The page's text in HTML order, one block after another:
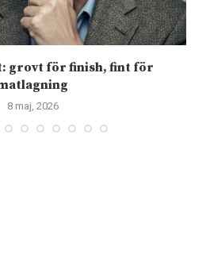
grovt för finish, fint för
8 maj, 2026